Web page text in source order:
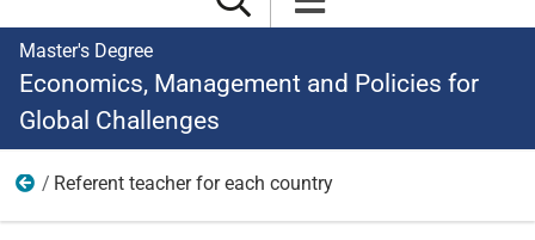
Master's Degree
Economics, Management and Policies for
Global Challenges
Studying abroad
Referent teacher for each country